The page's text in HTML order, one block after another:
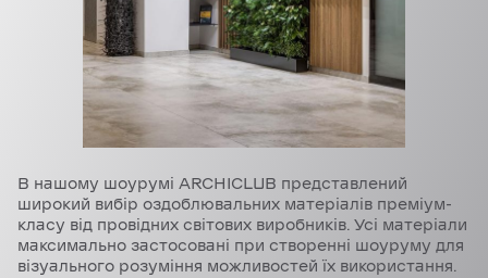
В нашому шоурумі ARCHICLUB представлений
широкий вибір оздоблювальних матеріалів преміум-
класу від провідних світових виробників. Усі матеріали
максимально застосовані при створенні шоуруму для
візуального розуміння можливостей їх використання.